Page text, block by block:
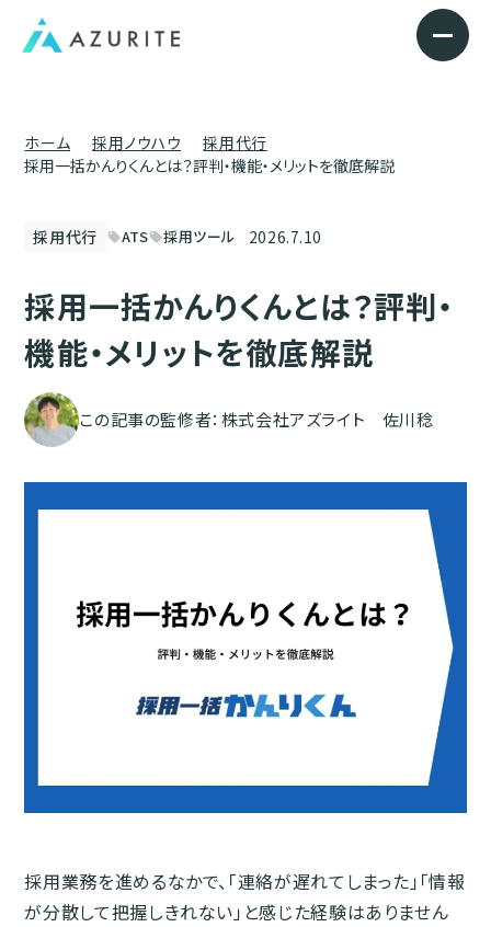
ホーム 採用ノウハウ
採用代行
採用一括かんりくんとは？評判・機能・メリットを徹底解説
採用代行 sellATSsell採用ツール 2026.7.10
採用一括かんりくんとは？評判・
機能・メリットを徹底解説
この記事の監修者：株式会社アズライト 佐川稔
採用業務を進めるなかで、「連絡が遅れてしまった」「情報
が分散して把握しきれない」と感じた経験はありません